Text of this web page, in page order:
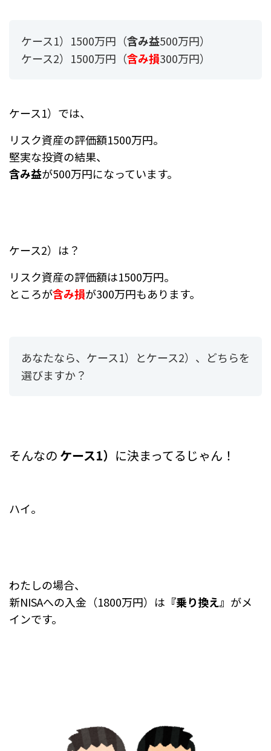
ケース1）1500万円（含み益500万円）
ケース2）1500万円（含み損300万円）
ケース1）では、
リスク資産の評価額1500万円。
堅実な投資の結果、
含み益が500万円になっています。
ケース2）は？
リスク資産の評価額は1500万円。
ところが含み損が300万円もあります。
あなたなら、 ケース1）とケース2）、
どちらを
選びますか？
そんなの ケース1） に決まってるじゃん！
ハイ。
わたしの場合、
新NISAへの入金（1800万円）は 『乗り換え』 がメ
インです。